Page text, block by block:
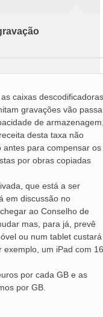
caixas descodificadoras
gravações vão
de
desta taxa não
antes para compensar os
por obras copiadas
que está a ser
em discussão no
ao Conselho de
mas, para já, prevê
ou num tablet custará
exemplo, um iPad com 16
por cada GB e as
por GB.